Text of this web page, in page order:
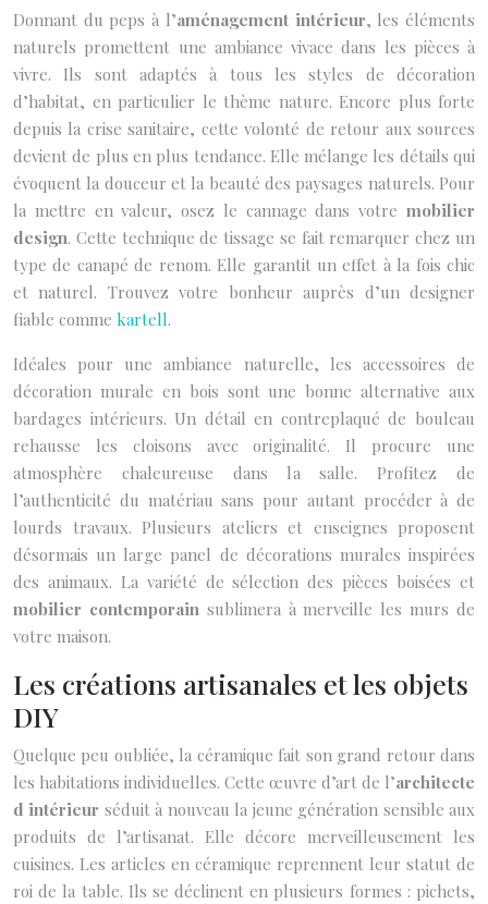
Donnant du peps à l’aménagement intérieur, les éléments
naturels promettent une ambiance vivace dans les pièces à
vivre. Ils sont adaptés à tous les styles de décoration
d’habitat, en particulier le thème nature. Encore plus forte
depuis la crise sanitaire, cette volonté de retour aux sources
devient de plus en plus tendance. Elle mélange les détails qui
évoquent la douceur et la beauté des paysages naturels. Pour
la mettre en valeur, osez le cannage dans votre mobilier
design. Cette technique de tissage se fait remarquer chez un
type de canapé de renom. Elle garantit un effet à la fois chic
et naturel. Trouvez votre bonheur auprès d’un designer
fiable comme kartell.
Idéales pour une ambiance naturelle, les accessoires de
décoration murale en bois sont une bonne alternative aux
bardages intérieurs. Un détail en contreplaqué de bouleau
rehausse les cloisons avec originalité. Il procure une
atmosphère chaleureuse dans la salle. Profitez de
l’authenticité du matériau sans pour autant procéder à de
lourds travaux. Plusieurs ateliers et enseignes proposent
désormais un large panel de décorations murales inspirées
des animaux. La variété de sélection des pièces boisées et
mobilier contemporainsublimera à merveille les murs de
votre maison.
Les créations artisanales et les objets
DIY
Quelque peu oubliée, la céramique fait son grand retour dans
les habitations individuelles. Cette œuvre d’art de l’architecte
d intérieur séduit à nouveau la jeune génération sensible aux
produits de l’artisanat. Elle décore merveilleusement les
cuisines. Les articles en céramique reprennent leur statut de
roi de la table. Ils se déclinent en plusieurs formes : pichets,